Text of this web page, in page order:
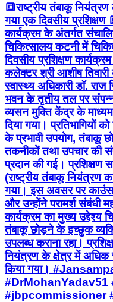
🔳राष्ट्रीय तंबाकू
गया एक दिवसीय प्रशिक्षण
कार्यक्रम के अंतर्गत
चिकित्सालय कटनी में
दिवसीय प्रशिक्षण
कलेक्‍टर श्री आशीष तिवारी
स्वास्थ्य अधिकारी डॉ. राज
भवन के तृतीय तल पर
व्यसन मुक्ति केंद्र के
दिया गया। प्रतिभागियों
के प्रभावी उपयोग, तंबाकू
तकनीकों तथा उपचार की
प्रदान की गई। प्रशिक्षण
(राष्ट्रीय तंबाकू नियंत्रण
गया। इस अवसर पर
और उन्होंने परामर्श संबंधी
कार्यक्रम का मुख्य उद्देश्य
तंबाकू छोड़ने के इच्छुक
उपलब्ध कराना रहा।
नियंत्रण के क्षेत्र में अधिक
किया गया।
#jbpcommissioner